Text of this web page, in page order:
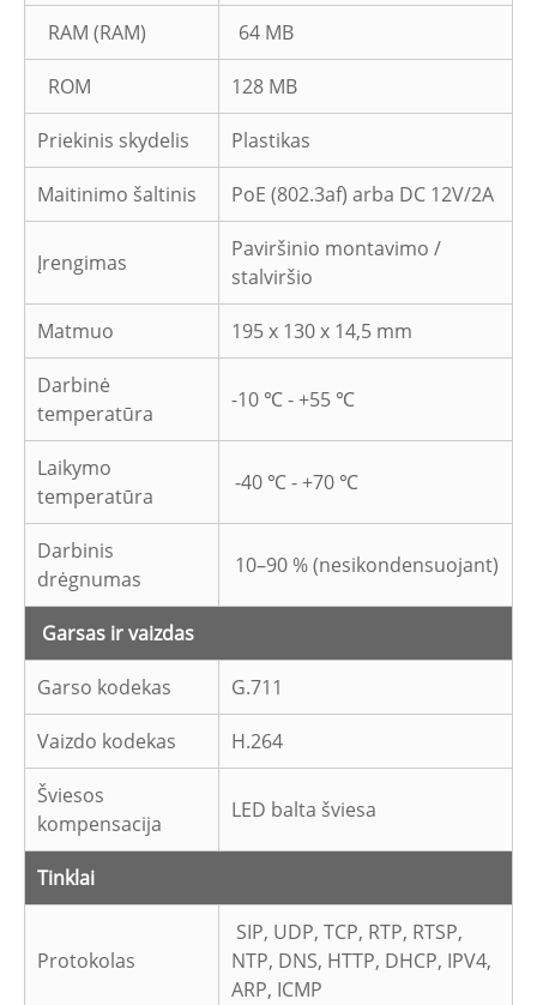
RAM (RAM) 64 MB
ROM 128 MB
Priekinis skydelis Plastikas
Maitinimo šaltinis PoE (802.3af) arba DC 12V/2A
Įrengimas
Paviršinio montavimo /
stalviršio
Matmuo 195 x 130 x 14,5 mm
Darbinė
temperatūra
-10 ℃ - +55 ℃
Laikymo
temperatūra
-40 ℃ - +70 ℃
Darbinis
drėgnumas
10–90 % (nesikondensuojant)
Garsas ir vaizdas
Garso kodekas G.711
Vaizdo kodekas H.264
Šviesos
kompensacija
LED balta šviesa
Tinklai
Protokolas
SIP, UDP, TCP, RTP, RTSP,
NTP, DNS, HTTP, DHCP, IPV4,
ARP, ICMP